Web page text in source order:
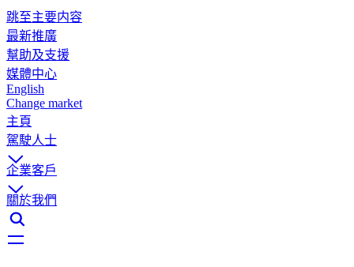
跳至主要内容
最新推廣
幫助及支援
媒體中心
English
Change market
主頁
駕駛人士
企業客戶
關於我們